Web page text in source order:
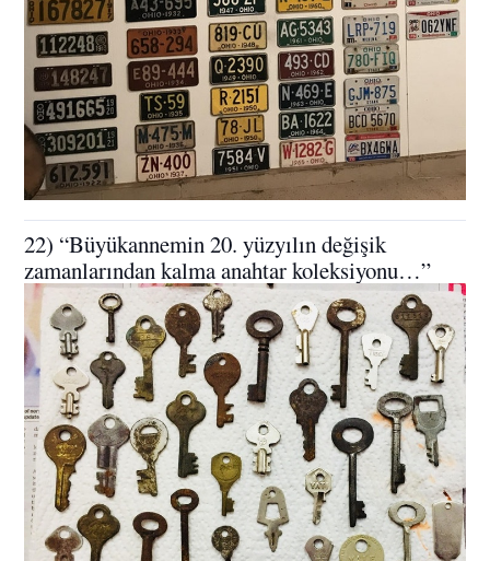
22) “Büyükannemin 20. yüzyılın değişik
zamanlarından kalma anahtar koleksiyonu…”